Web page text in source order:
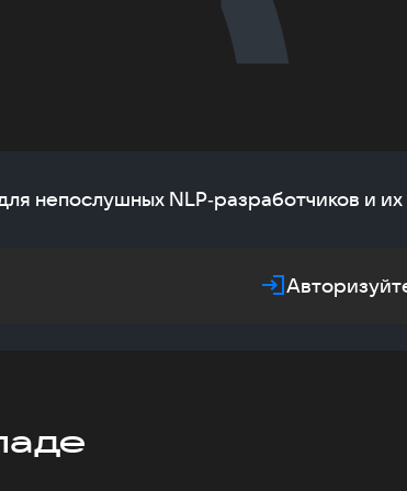
непослушных NLP‑разработчиков и